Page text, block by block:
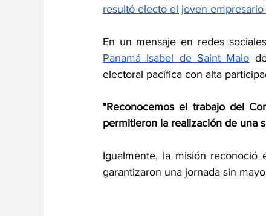
resultó electo el joven
En un mensaje en redes
Panamá Isabel de Saint Malo
electoral pacífica con alta
"Reconocemos el trabajo del
permitieron la realización de una
Igualmente, la misión
garantizaron una jornada sin